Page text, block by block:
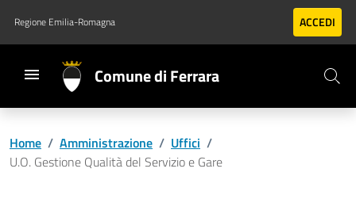
Vai al contenuto principale
Vai al footer
Regione Emilia-Romagna ACCEDI
Comune di Ferrara
Home / Amministrazione / Uffici /
U.O. Gestione Qualità del Servizio e Gare